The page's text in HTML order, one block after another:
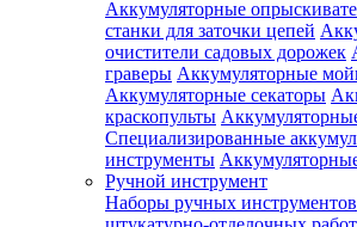
Аккумуляторные
станки для заточки цепей
очистители садовых дорожек
граверы Аккумуляторные
Аккумуляторные секаторы
краскопульты
Специализированные
инструменты
Ручной инструмент
Наборы ручных инструментов